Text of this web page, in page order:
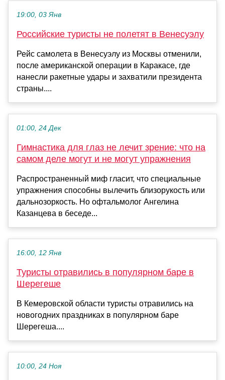
19:00, 03 Янв
Российские туристы не полетят в Венесуэлу
Рейс самолета в Венесуэлу из Москвы отменили,
после американской операции в Каракасе, где
нанесли ракетные удары и захватили президента
страны....
01:00, 24 Дек
Гимнастика для глаз не лечит зрение: что на
самом деле могут и не могут упражнения
Распространенный миф гласит, что специальные
упражнения способны вылечить близорукость или
дальнозоркость. Но офтальмолог Ангелина
Казанцева в беседе...
16:00, 12 Янв
Туристы отравились в популярном баре в
Шерегеше
В Кемеровской области туристы отравились на
новогодних праздниках в популярном баре
Шерегеша....
10:00, 24 Ноя